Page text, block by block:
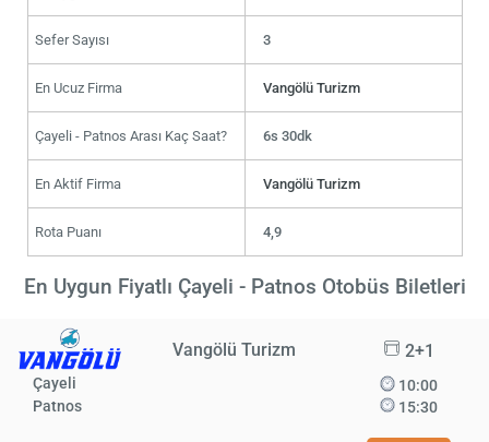
Sefer Sayısı 3
En Ucuz Firma Vangölü Turizm
Çayeli - Patnos Arası Kaç Saat? 6s 30dk
En Aktif Firma Vangölü Turizm
Rota Puanı 4,9
En Uygun Fiyatlı Çayeli - Patnos Otobüs Biletleri
Vangölü Turizm 2+1
Çayeli
Patnos
10:00
15:30